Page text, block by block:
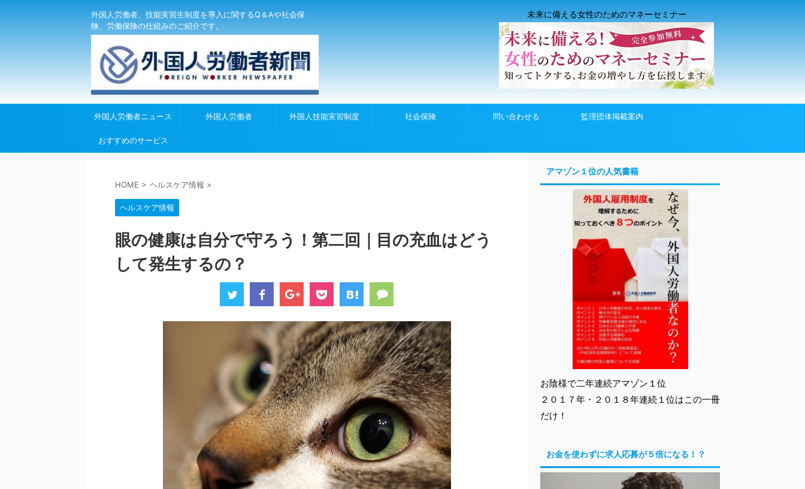
外国人労働者、技能実習生制度を導入に関するQ＆Aや社会保
険、労働保険の仕組みのご紹介です。
未来に備える女性のためのマネーセミナー
外国人労働者ニュース 外国人労働者 外国人技能実習制度 社会保険 問い合わせる 監理団体掲載案内
おすすめのサービス
HOME > ヘルスケア情報 >
ヘルスケア情報
眼の健康は自分で守ろう！第二回｜目の充血はどう
して発生するの？
アマゾン１位の人気書籍
お陰様で二年連続アマゾン１位
２０１７年・２０１８年連続１位はこの一冊
だけ！
お金を使わずに求人応募が５倍になる！？